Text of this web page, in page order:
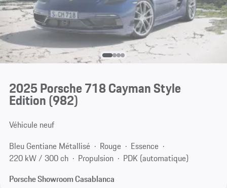
2025 Porsche 718 Cayman Style
Edition(982)
Véhicule neuf
Bleu Gentiane Métallisé
Rouge
Essence
220 kW / 300 ch
Propulsion
PDK (automatique)
Porsche Showroom Casablanca